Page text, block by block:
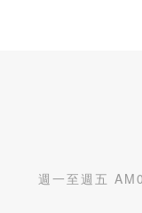
週一至週五